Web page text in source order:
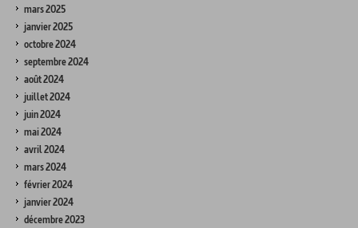
mars 2025
janvier 2025
octobre 2024
septembre 2024
août 2024
juillet 2024
juin 2024
mai 2024
avril 2024
mars 2024
février 2024
janvier 2024
décembre 2023